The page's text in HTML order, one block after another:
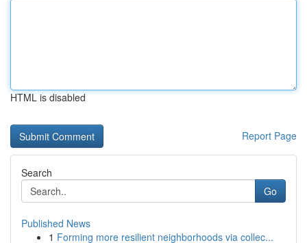
HTML is disabled
Report Page
Search
Go
Published News
1 Forming more resilient neighborhoods via collec...